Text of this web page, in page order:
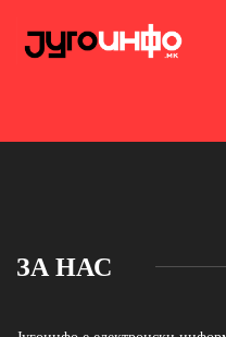
ЗА НАС